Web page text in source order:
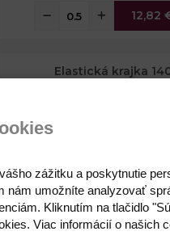
12,82
Elastická krajka
Skladom
zážitku a poskytnutie
nám umožníte analyzovať
Kliknutím na tlačidlo
Viac informácií o našich